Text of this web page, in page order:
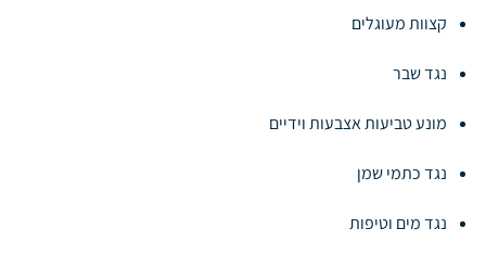
קצוות מעוגלים
נגד שבר
מונע טביעות אצבעות וידיים
נגד כתמי שמן
נגד מים וטיפות